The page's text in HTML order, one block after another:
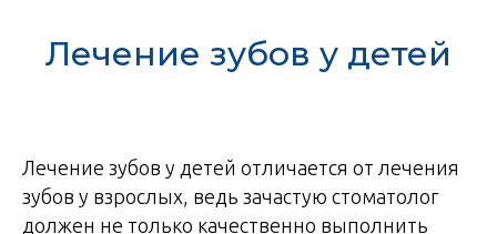
Лечение зубов у детей
Лечение зубов у детей отличается от лечения
зубов у взрослых, ведь зачастую стоматолог
должен не только качественно выполнить